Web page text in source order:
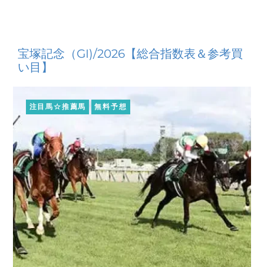
宝塚記念（GI)/2026【総合指数表＆参考買
い目】
注目馬☆推薦馬 無料予想